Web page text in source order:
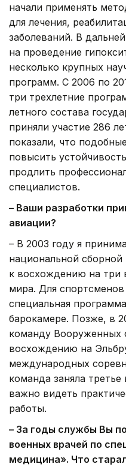
начали применять
для лечения,
заболеваний. В
на проведение
несколько крупных
программ. С 2006 по
три трехлетние
летного состава
приняли участие 286
показали, что
повысить
продлить
специалистов.
– Ваши разработки
авиации?
– В 2003 году я
национальной сборной
к восхождению на три
мира. Для
специальная
барокамере. Позже, в
команду Вооруженных
восхождению на
международных
команда заняла
важно видеть
работы.
– За годы службы Вы
военных врачей по
медицина». Что